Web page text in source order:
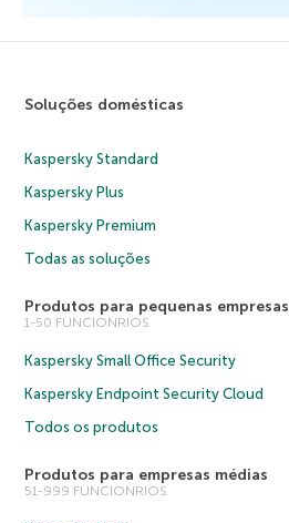
Soluções domésticas
Kaspersky Standard
Kaspersky Plus
Kaspersky Premium
Todas as soluções
Produtos para pequenas empresas
1-50 FUNCIONRIOS
Kaspersky Small Office Security
Kaspersky Endpoint Security Cloud
Todos os produtos
Produtos para empresas médias
51-999 FUNCIONRIOS